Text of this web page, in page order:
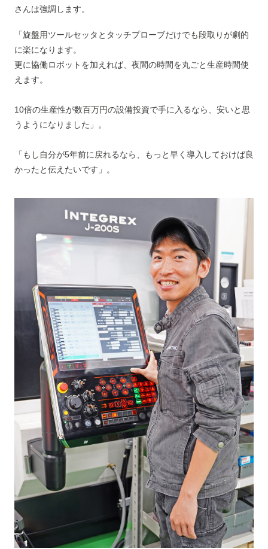
さんは強調します。
「旋盤用ツールセッタとタッチプローブだけでも段取りが劇的
に楽になります。
更に協働ロボットを加えれば、夜間の時間を丸ごと生産時間使
えます。
10倍の生産性が数百万円の設備投資で手に入るなら、安いと思
うようになりました」。
「もし自分が5年前に戻れるなら、もっと早く導入しておけば良
かったと伝えたいです」。